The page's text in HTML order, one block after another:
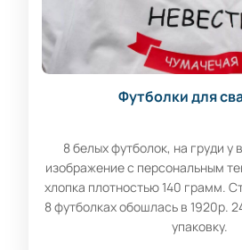
Футболки для
8 белых футболок, на груди у
изображение с персональным
хлопка плотностью 140 грамм.
8 футболках обошлась в 1920р.
упаковку.